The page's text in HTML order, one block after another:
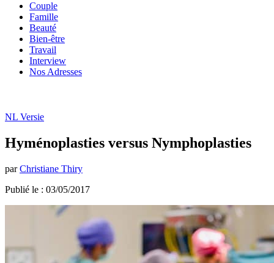
Couple
Famille
Beauté
Bien-être
Travail
Interview
Nos Adresses
NL Versie
Hyménoplasties versus Nymphoplasties
par Christiane Thiry
Publié le : 03/05/2017